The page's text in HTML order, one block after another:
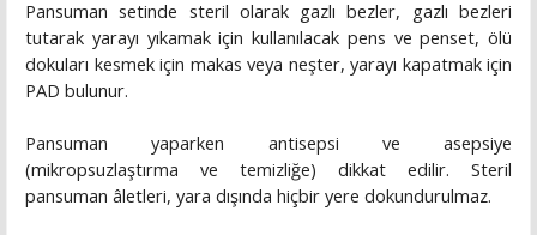
Pansuman setinde steril olarak gazlı bezler, gazlı bezleri
tutarak yarayı yıkamak için kullanılacak pens ve penset, ölü
dokuları kesmek için makas veya neşter, yarayı kapatmak için
PAD bulunur.
Pansuman yaparken antisepsi ve asepsiye
(mikropsuzlaştırma ve temizliğe) dikkat edilir. Steril
pansuman âletleri, yara dışında hiçbir yere dokundurulmaz.